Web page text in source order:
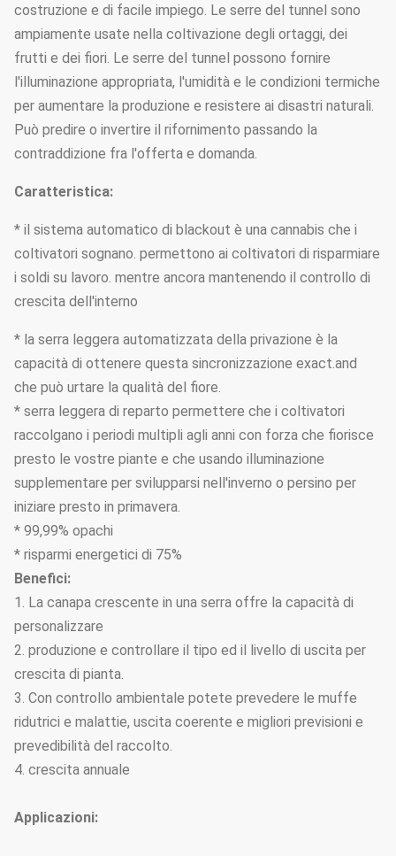
costruzione e di facile impiego. Le serre del tunnel sono
ampiamente usate nella coltivazione degli ortaggi, dei
frutti e dei fiori. Le serre del tunnel possono fornire
l'illuminazione appropriata, l'umidità e le condizioni termiche
per aumentare la produzione e resistere ai disastri naturali.
Può predire o invertire il rifornimento passando la
contraddizione fra l'offerta e domanda.
Caratteristica:
* il sistema automatico di blackout è una cannabis che i
coltivatori sognano. permettono ai coltivatori di risparmiare
i soldi su lavoro. mentre ancora mantenendo il controllo di
crescita dell'interno
* la serra leggera automatizzata della privazione è la
capacità di ottenere questa sincronizzazione exact.and
che può urtare la qualità del fiore.
* serra leggera di reparto permettere che i coltivatori
raccolgano i periodi multipli agli anni con forza che fiorisce
presto le vostre piante e che usando illuminazione
supplementare per svilupparsi nell'inverno o persino per
iniziare presto in primavera.
* 99,99% opachi
* risparmi energetici di 75%
Benefici:
1. La canapa crescente in una serra offre la capacità di
personalizzare
2. produzione e controllare il tipo ed il livello di uscita per
crescita di pianta.
3. Con controllo ambientale potete prevedere le muffe
ridutrici e malattie, uscita coerente e migliori previsioni e
prevedibilità del raccolto.
4. crescita annuale
Applicazioni: